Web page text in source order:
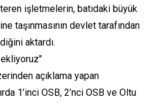
işletmelerin, batıdaki büyük
taşınmasının devlet tarafından
aktardı.
açıklama yapan
1’inci OSB, 2’nci OSB ve Oltu